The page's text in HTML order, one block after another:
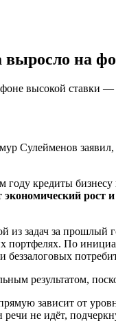
выросло на
высокой ставки
Сулейменов заявил,
кредиты
из задач за
портфелях. По
результатом,
зависит от
не идёт,